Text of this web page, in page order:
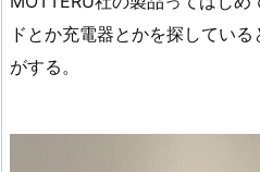
ドとか充電器とかを探してい
がする。